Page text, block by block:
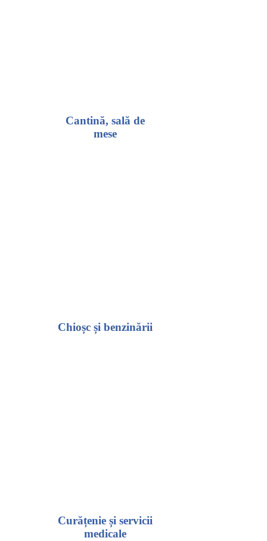
Cantină, sală de
mese
Chioșc și benzinării
Curățenie și servicii
medicale